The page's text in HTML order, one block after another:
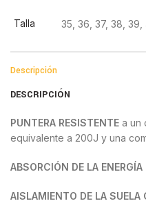
Talla 35, 36, 37, 38,
Descripción
DESCRIPCIÓN
PUNTERA RESISTENTE a un
equivalente a 200J y una
ABSORCIÓN DE LA
AISLAMIENTO DE LA SUELA